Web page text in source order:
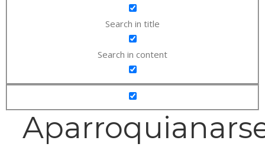
Search in title
Search in content